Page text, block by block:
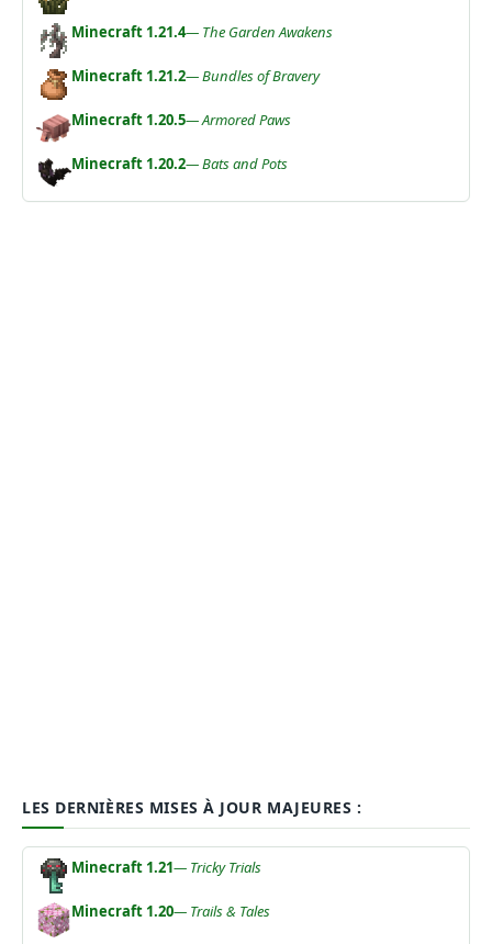
Minecraft 1.21.4— The Garden Awakens
Minecraft 1.21.2— Bundles of Bravery
Minecraft 1.20.5— Armored Paws
Minecraft 1.20.2— Bats and Pots
LES DERNIÈRES MISES À JOUR MAJEURES :
Minecraft 1.21— Tricky Trials
Minecraft 1.20— Trails & Tales